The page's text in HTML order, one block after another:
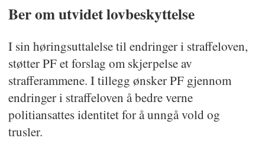
Ber om utvidet lovbeskyttelse
I sin høringsuttalelse til endringer i straffeloven,
støtter PF et forslag om skjerpelse av
strafferammene. I tillegg ønsker PF gjennom
endringer i straffeloven å bedre verne
politiansattes identitet for å unngå vold og
trusler.